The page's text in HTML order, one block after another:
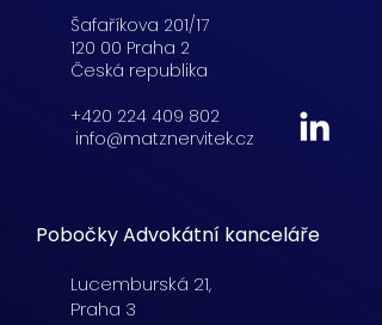
Šafaříkova 201/17
120 00 Praha 2
Česká republika
+420 224 409 802
info@matznervitek.cz
Pobočky Advokátní kanceláře
Lucemburská 21,
Praha 3